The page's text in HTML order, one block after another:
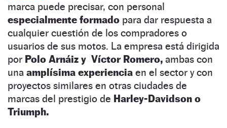
marca puede precisar, con personal
especialmente formado para dar respuesta a
cualquier cuestión de los compradores o
usuarios de sus motos. La empresa está dirigida
por Polo Arnáiz y Víctor Romero, ambas con
una amplísima experiencia en el sector y con
proyectos similares en otras ciudades de
marcas del prestigio de Harley-Davidson o
Triumph.